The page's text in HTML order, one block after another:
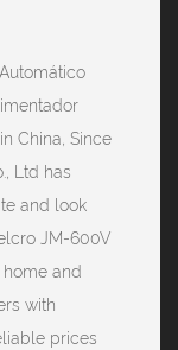
in China, Since
Ltd has
and look
JM-600V
and
with
prices